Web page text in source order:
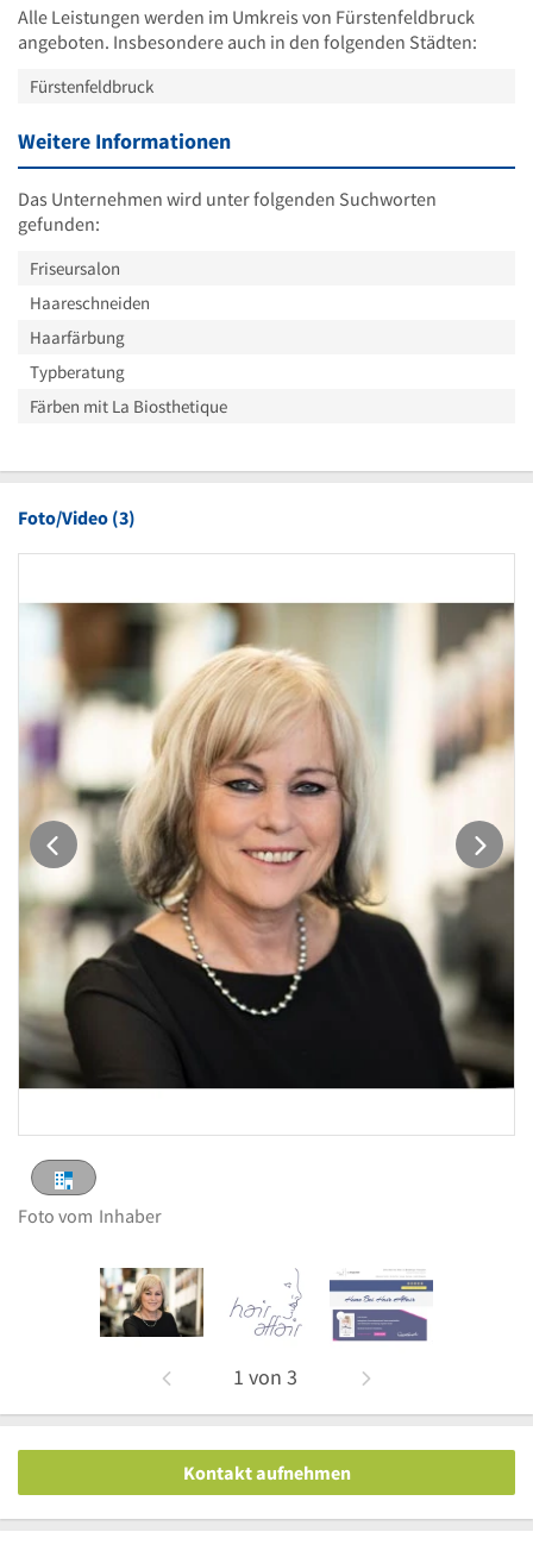
Alle Leistungen werden im Umkreis von Fürstenfeldbruck
angeboten. Insbesondere auch in den folgenden Städten:
Fürstenfeldbruck
Weitere Informationen
Das Unternehmen wird unter folgenden Suchworten
gefunden:
Friseursalon
Haareschneiden
Haarfärbung
Typberatung
Färben mit La Biosthetique
Foto/Video (3)
Foto vom Inhaber
1 von 3
Kontakt aufnehmen